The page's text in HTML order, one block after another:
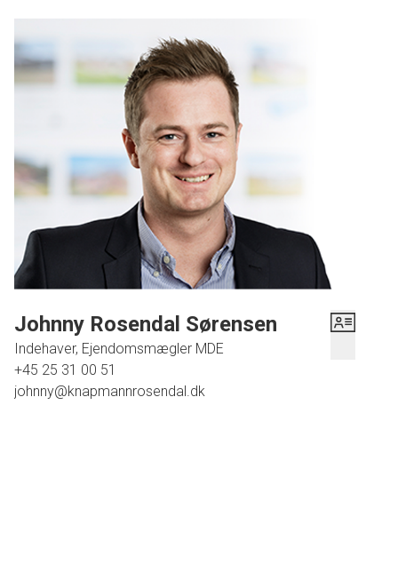
Haven er hyggeligt anlagt med bede, træer, buske og
flisebelagte terrasser. I forlængelse af carporten finder du
et godt værksted med depotrum.
Ejendommen trænger til en kærlig hånd, men danner
allerede rammerne for en fantastisk base!
Johnny Rosendal Sørensen
Indehaver, Ejendomsmægler MDE
+45 25 31 00 51
johnny@knapmannrosendal.dk